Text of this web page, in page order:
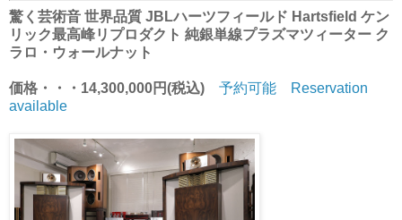
驚く芸術音 世界品質 JBLハーツフィールド Hartsfield ケン
リック最高峰リプロダクト 純銀単線プラズマツィーター ク
ラロ・ウォールナット
価格・・・14,300,000円(税込) 予約可能 Reservation
available